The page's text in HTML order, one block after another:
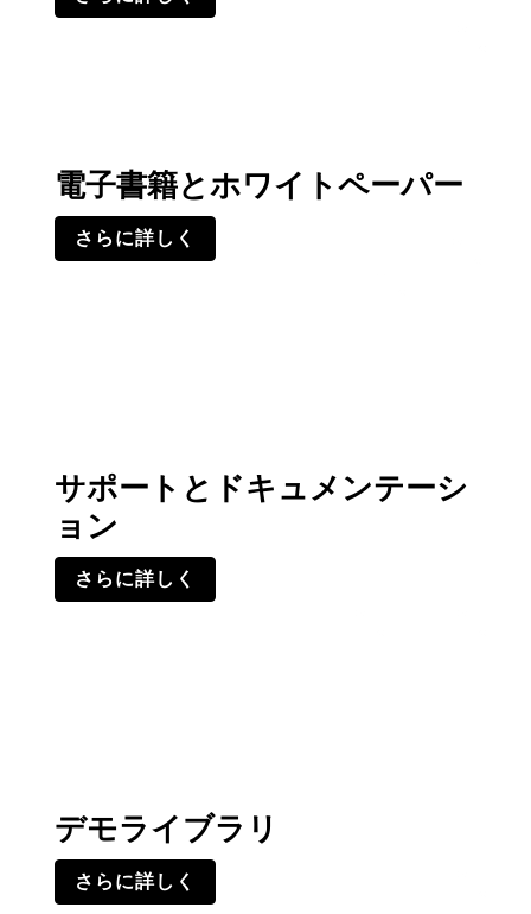
電子書籍とホワイトペーパー
さらに詳しく
サポートとドキュメンテーシ
ョン
さらに詳しく
デモライブラリ
さらに詳しく